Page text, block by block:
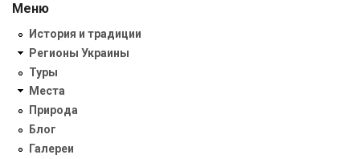
Меню
История и традиции
Регионы Украины
Туры
Места
Природа
Блог
Галереи